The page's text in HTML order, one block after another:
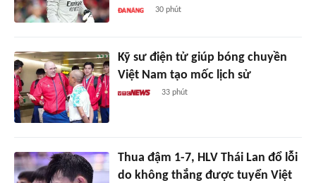
30 phút
Kỹ sư điện tử giúp bóng chuyền
Việt Nam tạo mốc lịch sử
33 phút
Thua đậm 1-7, HLV Thái Lan đổ lỗi
do không thắng được tuyển Việt